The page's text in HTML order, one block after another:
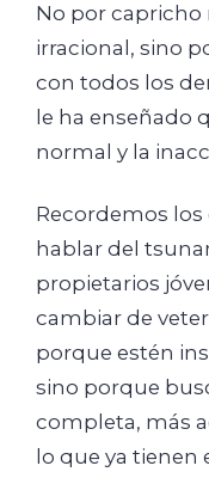
No por capricho
irracional, sino
con todos los
le ha enseñado
normal y la
Recordemos
hablar del
propietarios
cambiar de
porque estén
sino porque
completa, más
lo que ya tienen